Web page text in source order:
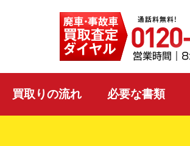
買取りの流れ 必要な書類